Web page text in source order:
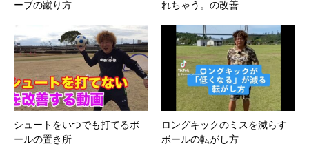
ーブの蹴り方 れちゃう。の改善
シュートをいつでも打てるボ
ールの置き所
ロングキックのミスを減らす
ボールの転がし方